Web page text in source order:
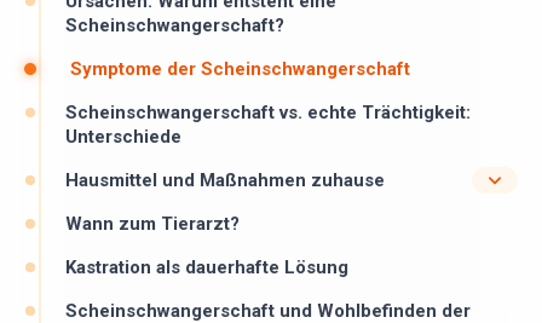
Scheinschwangerschaft?
Symptome der Scheinschwangerschaft
Scheinschwangerschaft vs. echte Trächtigkeit:
Unterschiede
Hausmittel und Maßnahmen zuhause
Wann zum Tierarzt?
Kastration als dauerhafte Lösung
Scheinschwangerschaft und Wohlbefinden der